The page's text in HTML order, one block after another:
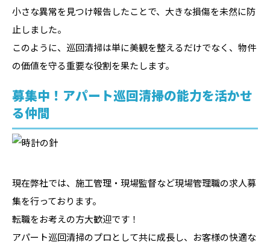
小さな異常を見つけ報告したことで、大きな損傷を未然に防
止しました。
このように、巡回清掃は単に美観を整えるだけでなく、物件
の価値を守る重要な役割を果たします。
募集中！アパート巡回清掃の能力を活かせ
る仲間
現在弊社では、施工管理・現場監督など現場管理職の求人募
集を行っております。
転職をお考えの方大歓迎です！
アパート巡回清掃のプロとして共に成長し、お客様の快適な